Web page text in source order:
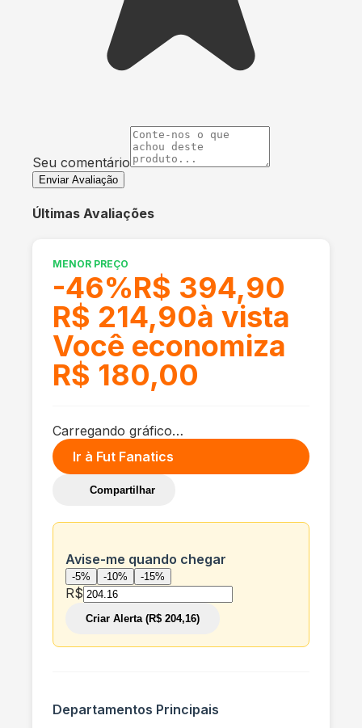
Seu comentário
Enviar Avaliação
Últimas Avaliações
MENOR PREÇO
-46%R$ 394,90
R$ 214,90à vista
Você economiza
R$ 180,00
Carregando gráfico…
Ir à Fut Fanatics
Compartilhar
Avise-me quando chegar
-5% -10% -15%
R$
Criar Alerta (R$ 204,16)
Departamentos Principais